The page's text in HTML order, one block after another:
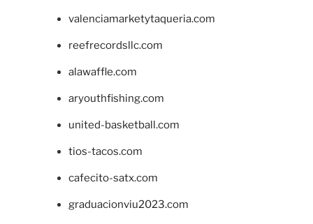
valenciamarketytaqueria.com
reefrecordsllc.com
alawaffle.com
aryouthfishing.com
united-basketball.com
tios-tacos.com
cafecito-satx.com
graduacionviu2023.com